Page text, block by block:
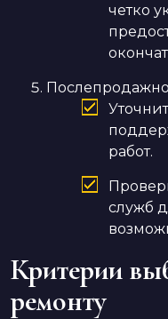
четко
работ.
служб
Критерии
ремонту